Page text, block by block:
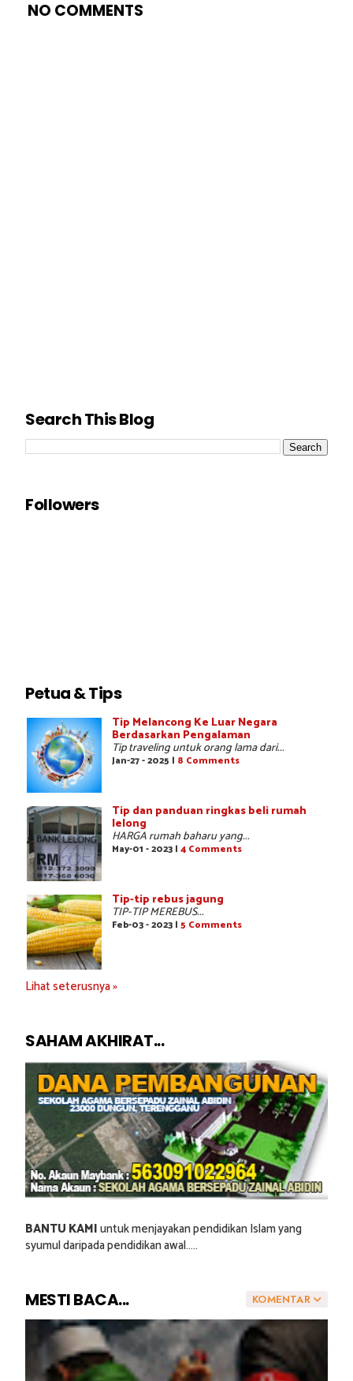
NO COMMENTS
Search This Blog
Followers
Petua & Tips
Tip Melancong Ke Luar Negara
Berdasarkan Pengalaman
Tip traveling untuk orang lama dari...
Jan-27 - 2025 | 8 Comments
Tip dan panduan ringkas beli rumah
lelong
HARGA rumah baharu yang...
May-01 - 2023 | 4 Comments
Tip-tip rebus jagung
TIP-TIP MEREBUS...
Feb-03 - 2023 | 5 Comments
Lihat seterusnya »
SAHAM AKHIRAT...
BANTU KAMIuntuk menjayakan pendidikan Islam yang
syumul daripada pendidikan awal.....
KOMENTAR
MESTI BACA...